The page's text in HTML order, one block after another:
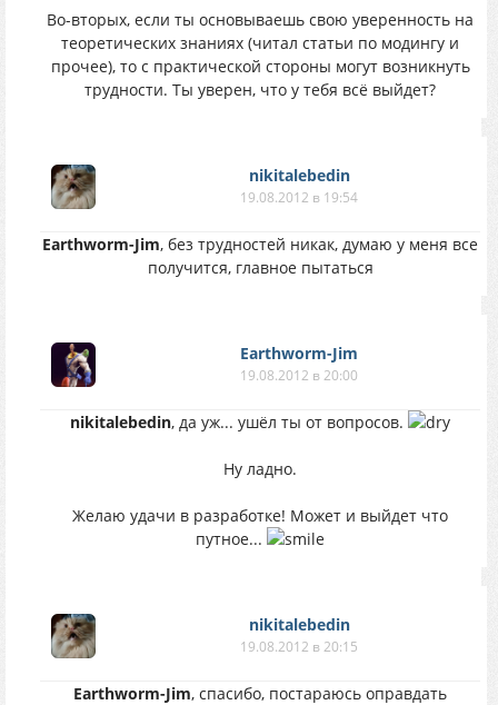
Во-вторых, если ты основываешь свою уверенность на
теоретических знаниях (читал статьи по модингу и
прочее), то с практической стороны могут возникнуть
трудности. Ты уверен, что у тебя всё выйдет?
nikitalebedin
19.08.2012 в 19:54
Earthworm-Jim, без трудностей никак, думаю у меня все
получится, главное пытаться
Earthworm-Jim
19.08.2012 в 20:00
nikitalebedin, да уж... ушёл ты от вопросов.
Ну ладно.
Желаю удачи в разработке! Может и выйдет что
путное...
nikitalebedin
19.08.2012 в 20:15
Earthworm-Jim, спасибо, постараюсь оправдать